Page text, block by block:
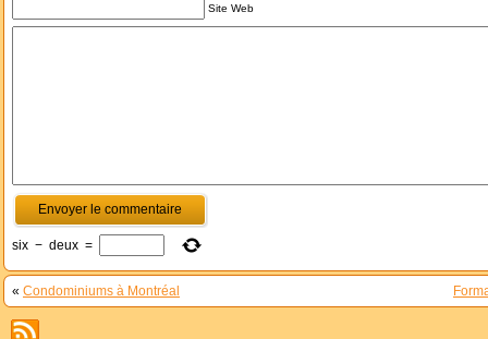
Site Web
six − deux =
« Condominiums à Montréal